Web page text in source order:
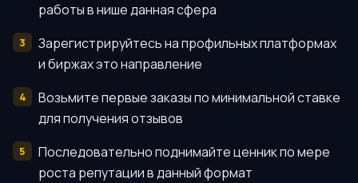
работы в нише данная сфера
Зарегистрируйтесь на профильных платформах
и биржах это направление
Возьмите первые заказы по минимальной ставке
для получения отзывов
Последовательно поднимайте ценник по мере
роста репутации в данный формат